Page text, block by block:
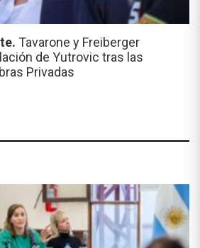
Tavarone y Freiberger
de Yutrovic tras las
Privadas